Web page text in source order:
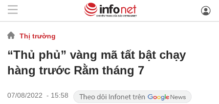
Thị trường
“Thủ phủ” vàng mã tất bật chạy
hàng trước Rằm tháng 7
07/08/2022 - 15:58